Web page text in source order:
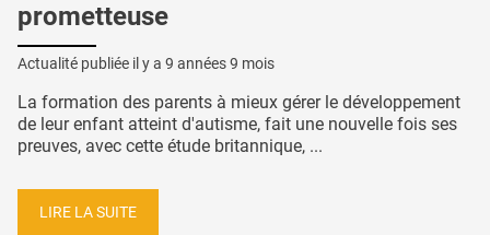
prometteuse
Actualité publiée il y a 9 années 9 mois
La formation des parents à mieux gérer le développement
de leur enfant atteint d'autisme, fait une nouvelle fois ses
preuves, avec cette étude britannique, ...
LIRE LA SUITE